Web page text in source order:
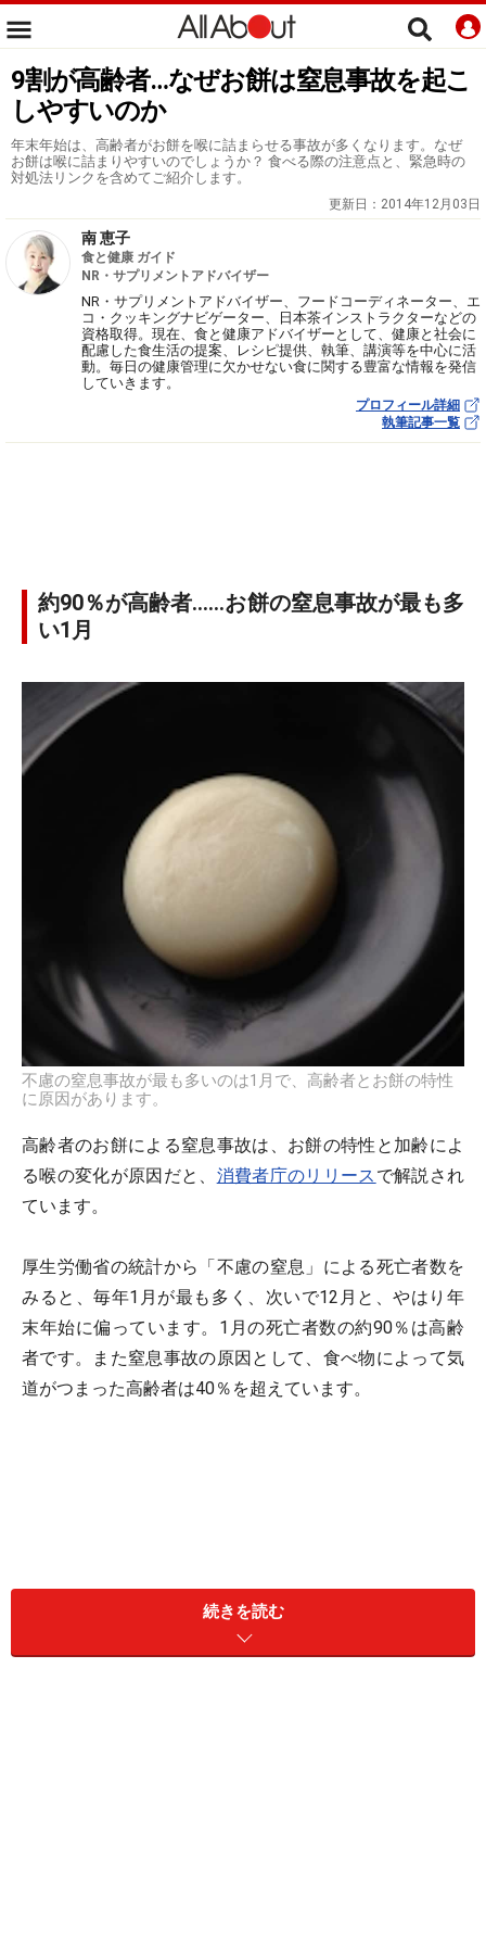
9割が高齢者…なぜお餅は窒息事故を起こ
しやすいのか
年末年始は、高齢者がお餅を喉に詰まらせる事故が多くなります。なぜ
お餅は喉に詰まりやすいのでしょうか？ 食べる際の注意点と、緊急時の
対処法リンクを含めてご紹介します。
更新日： 2014年12月03日
南 恵子
食と健康 ガイド
NR・サプリメントアドバイザー
NR・サプリメントアドバイザー、フードコーディネーター、エ
コ・クッキングナビゲーター、日本茶インストラクターなどの
資格取得。現在、食と健康アドバイザーとして、健康と社会に
配慮した食生活の提案、レシピ提供、執筆、講演等を中心に活
動。毎日の健康管理に欠かせない食に関する豊富な情報を発信
していきます。
プロフィール詳細
執筆記事一覧
約90％が高齢者……お餅の窒息事故が最も多
い1月
不慮の窒息事故が最も多いのは1月で、高齢者とお餅の特性
に原因があります。
高齢者のお餅による窒息事故は、お餅の特性と加齢によ
る喉の変化が原因だと、 消費者庁のリリース で解説され
ています。
厚生労働省の統計から「不慮の窒息」による死亡者数を
みると、毎年1月が最も多く、次いで12月と、やはり年
末年始に偏っています。1月の死亡者数の約90％は高齢
者です。また窒息事故の原因として、食べ物によって気
道がつまった高齢者は40％を超えています。
続きを読む